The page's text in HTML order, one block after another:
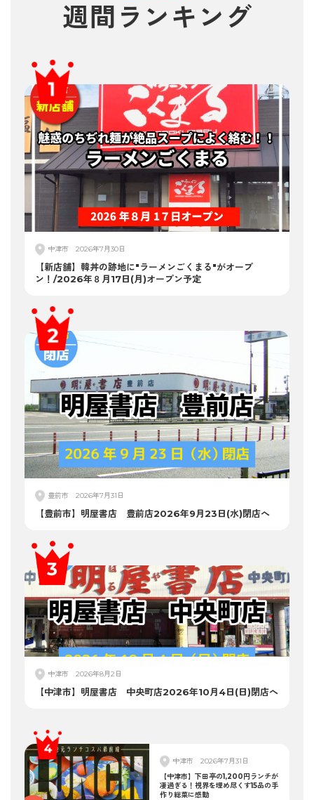
週間 ランキング
中津市 2026年7月30日
【新店舗】韓丼の跡地に"ラーメンごくまる"がオープ
ン！/2026年８月17日(月)オープン予定
豊前市 2026年7月31日
【豊前市】明屋書店 豊前店2026年9月23日(水)閉店へ
中津市 2026年8月2日
【中津市】明屋書店 中央町店2026年10月4日(日)閉店へ
中津市
2026年7月31日
【中津市】下田亭の1,200円ランチが
凄過ぎる！視界を埋め尽くす15品の手
作り総菜に感動